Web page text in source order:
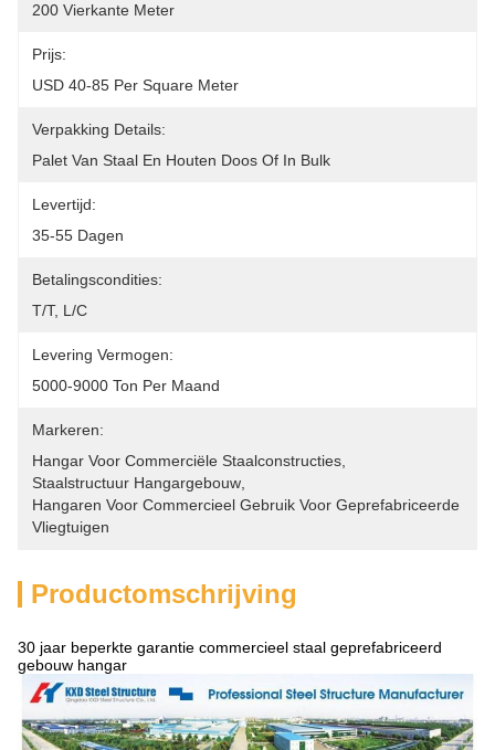
200 Vierkante Meter
Prijs:
USD 40-85 Per Square Meter
Verpakking Details:
Palet Van Staal En Houten Doos Of In Bulk
Levertijd:
35-55 Dagen
Betalingscondities:
T/T, L/C
Levering Vermogen:
5000-9000 Ton Per Maand
Markeren:
Hangar Voor Commerciële Staalconstructies
Staalstructuur Hangargebouw
Hangaren Voor Commercieel Gebruik Voor Geprefabriceerde
Vliegtuigen
Productomschrijving
30 jaar beperkte garantie commercieel staal geprefabriceerd
gebouw hangar